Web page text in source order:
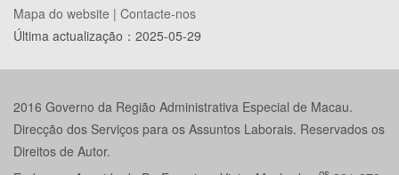
Mapa do website | Contacte-nos
Última actualização： 2025-05-29
2016 Governo da Região Administrativa Especial de Macau.
Direcção dos Serviços para os Assuntos Laborais. Reservados os
Direitos de Autor.